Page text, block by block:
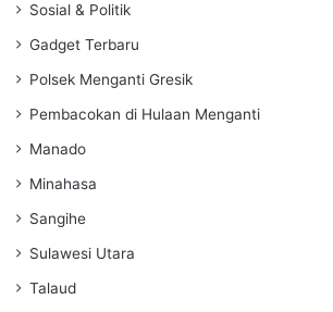
Sosial & Politik
Gadget Terbaru
Polsek Menganti Gresik
Pembacokan di Hulaan Menganti
Manado
Minahasa
Sangihe
Sulawesi Utara
Talaud